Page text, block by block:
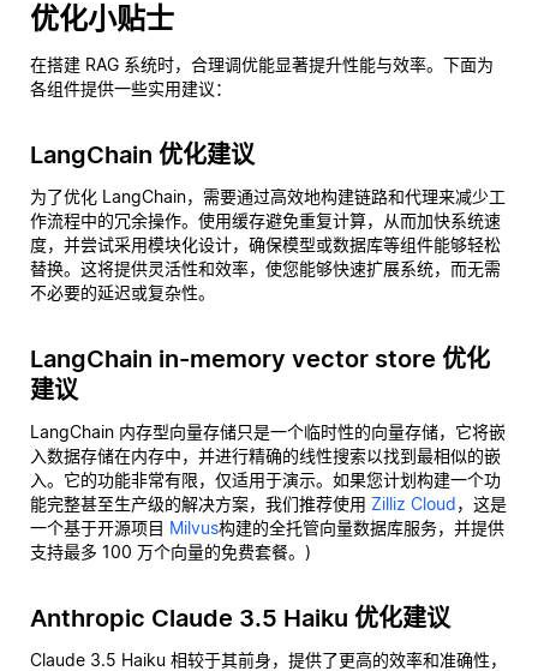
优化小贴士
在搭建 RAG 系统时，合理调优能显著提升性能与效率。下面为
各组件提供一些实用建议：
LangChain 优化建议
为了优化 LangChain，需要通过高效地构建链路和代理来减少工
作流程中的冗余操作。使用缓存避免重复计算，从而加快系统速
度，并尝试采用模块化设计，确保模型或数据库等组件能够轻松
替换。这将提供灵活性和效率，使您能够快速扩展系统，而无需
不必要的延迟或复杂性。
LangChain in-memory vector store 优化
建议
LangChain 内存型向量存储只是一个临时性的向量存储，它将嵌
入数据存储在内存中，并进行精确的线性搜索以找到最相似的嵌
入。它的功能非常有限，仅适用于演示。如果您计划构建一个功
能完整甚至生产级的解决方案，我们推荐使用 Zilliz Cloud，这是
一个基于开源项目 Milvus构建的全托管向量数据库服务，并提供
支持最多 100 万个向量的免费套餐。)
Anthropic Claude 3.5 Haiku 优化建议
Claude 3.5 Haiku 相较于其前身，提供了更高的效率和准确性，